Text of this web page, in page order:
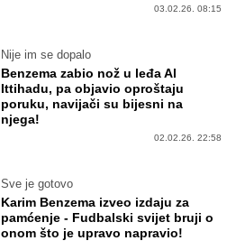
03.02.26. 08:15
Nije im se dopalo
Benzema zabio nož u leđa Al
Ittihadu, pa objavio oproštaju
poruku, navijači su bijesni na
njega!
02.02.26. 22:58
Sve je gotovo
Karim Benzema izveo izdaju za
pamćenje - Fudbalski svijet bruji o
onom što je upravo napravio!